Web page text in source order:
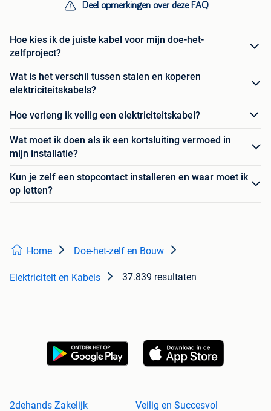
Deel opmerkingen over deze FAQ
Hoe kies ik de juiste kabel voor mijn doe-het-
zelfproject?
Wat is het verschil tussen stalen en koperen
elektriciteitskabels?
Hoe verleng ik veilig een elektriciteitskabel?
Wat moet ik doen als ik een kortsluiting vermoed in
mijn installatie?
Kun je zelf een stopcontact installeren en waar moet ik
op letten?
Home Doe-het-zelf en Bouw
Elektriciteit en Kabels 37.839 resultaten
2dehands Zakelijk Veilig en Succesvol